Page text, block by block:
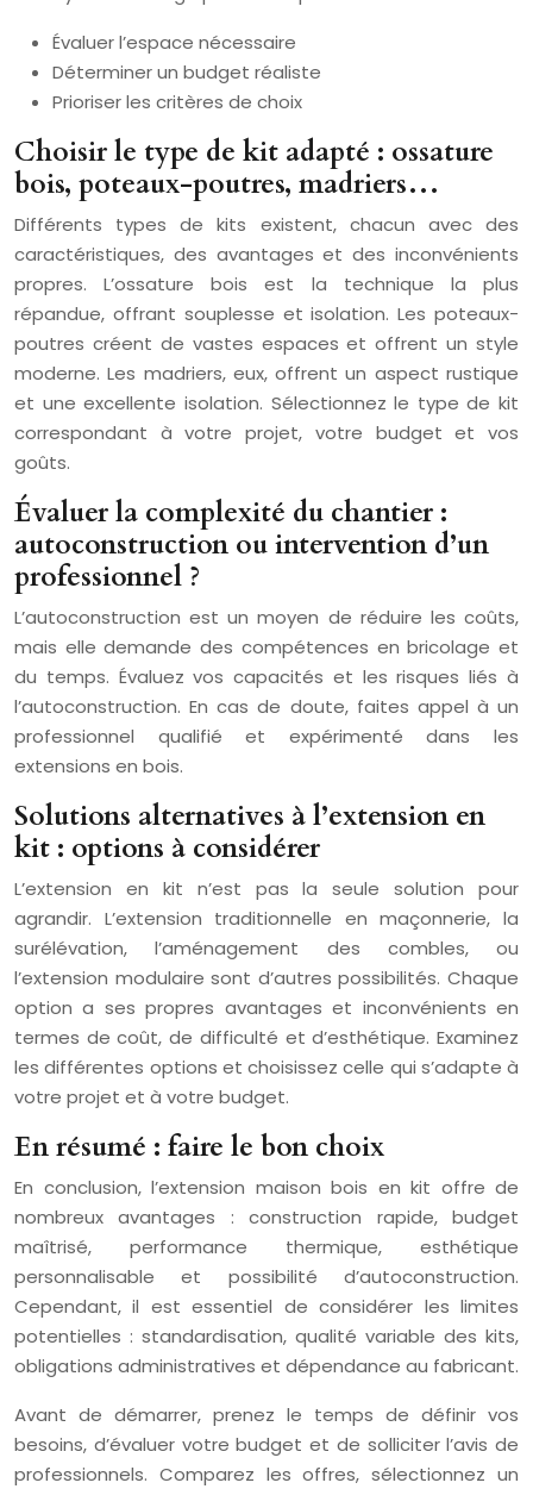
Évaluer l’espace nécessaire
Déterminer un budget réaliste
Prioriser les critères de choix
Choisir le type de kit adapté : ossature
bois, poteaux-poutres, madriers…
Différents types de kits existent, chacun avec des
caractéristiques, des avantages et des inconvénients
propres. L’ossature bois est la technique la plus
répandue, offrant souplesse et isolation. Les poteaux-
poutres créent de vastes espaces et offrent un style
moderne. Les madriers, eux, offrent un aspect rustique
et une excellente isolation. Sélectionnez le type de kit
correspondant à votre projet, votre budget et vos
goûts.
Évaluer la complexité du chantier :
autoconstruction ou intervention d’un
professionnel ?
L’autoconstruction est un moyen de réduire les coûts,
mais elle demande des compétences en bricolage et
du temps. Évaluez vos capacités et les risques liés à
l’autoconstruction. En cas de doute, faites appel à un
professionnel qualifié et expérimenté dans les
extensions en bois.
Solutions alternatives à l’extension en
kit : options à considérer
L’extension en kit n’est pas la seule solution pour
agrandir. L’extension traditionnelle en maçonnerie, la
surélévation, l’aménagement des combles, ou
l’extension modulaire sont d’autres possibilités. Chaque
option a ses propres avantages et inconvénients en
termes de coût, de difficulté et d’esthétique. Examinez
les différentes options et choisissez celle qui s’adapte à
votre projet et à votre budget.
En résumé : faire le bon choix
En conclusion, l’extension maison bois en kit offre de
nombreux avantages : construction rapide, budget
maîtrisé, performance thermique, esthétique
personnalisable et possibilité d’autoconstruction.
Cependant, il est essentiel de considérer les limites
potentielles : standardisation, qualité variable des kits,
obligations administratives et dépendance au fabricant.
Avant de démarrer, prenez le temps de définir vos
besoins, d’évaluer votre budget et de solliciter l’avis de
professionnels. Comparez les offres, sélectionnez un